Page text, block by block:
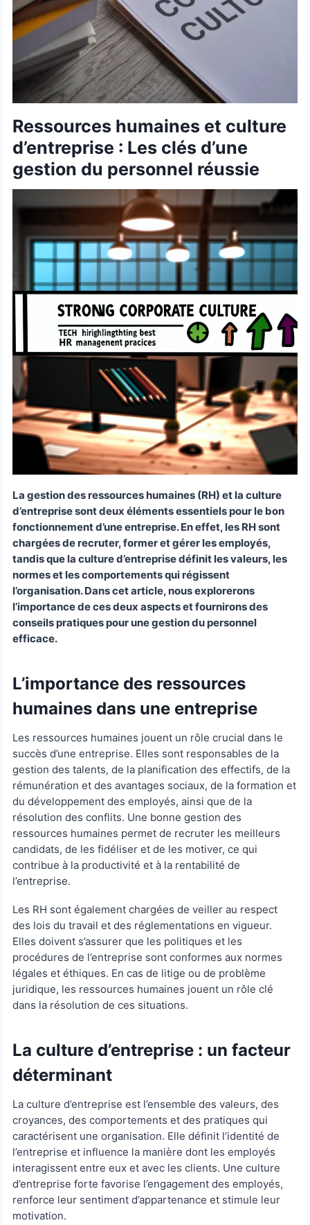
Ressources humaines et culture
d’entreprise : Les clés d’une
gestion du personnel réussie
La gestion des ressources humaines (RH) et la culture
d’entreprise sont deux éléments essentiels pour le bon
fonctionnement d’une entreprise. En effet, les RH sont
chargées de recruter, former et gérer les employés,
tandis que la culture d’entreprise définit les valeurs, les
normes et les comportements qui régissent
l’organisation. Dans cet article, nous explorerons
l’importance de ces deux aspects et fournirons des
conseils pratiques pour une gestion du personnel
efficace.
L’importance des ressources
humaines dans une entreprise
Les ressources humaines jouent un rôle crucial dans le
succès d’une entreprise. Elles sont responsables de la
gestion des talents, de la planification des effectifs, de la
rémunération et des avantages sociaux, de la formation et
du développement des employés, ainsi que de la
résolution des conflits. Une bonne gestion des
ressources humaines permet de recruter les meilleurs
candidats, de les fidéliser et de les motiver, ce qui
contribue à la productivité et à la rentabilité de
l’entreprise.
Les RH sont également chargées de veiller au respect
des lois du travail et des réglementations en vigueur.
Elles doivent s’assurer que les politiques et les
procédures de l’entreprise sont conformes aux normes
légales et éthiques. En cas de litige ou de problème
juridique, les ressources humaines jouent un rôle clé
dans la résolution de ces situations.
La culture d’entreprise : un facteur
déterminant
La culture d’entreprise est l’ensemble des valeurs, des
croyances, des comportements et des pratiques qui
caractérisent une organisation. Elle définit l’identité de
l’entreprise et influence la manière dont les employés
interagissent entre eux et avec les clients. Une culture
d’entreprise forte favorise l’engagement des employés,
renforce leur sentiment d’appartenance et stimule leur
motivation.